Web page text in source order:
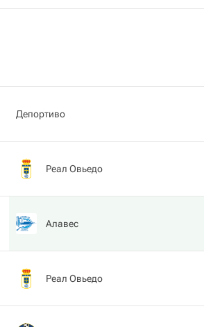
Депортиво
Реал Овьедо
Алавес
Реал Овьедо